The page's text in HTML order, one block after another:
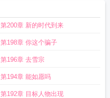
第200章 新的时代到来
第198章 你这个骗子
第196章 去雪宗
第194章 能如愿吗
第192章 目标人物出现